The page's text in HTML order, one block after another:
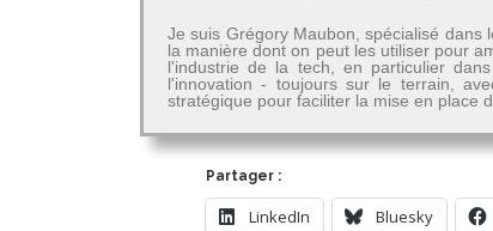
Je suis Grégory Maubon, spécialisé dans
la manière dont on peut les utiliser pour
l'industrie de la tech, en particulier
l'innovation - toujours sur le terrain,
stratégique pour faciliter la mise en place
Partager :
LinkedIn Bluesky